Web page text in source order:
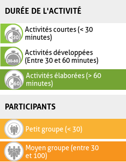
DURÉE DE L'ACTIVITÉ
Activités courtes (< 30
minutes)
Activités développées
(Entre 30 et 60 minutes)
Activités élaborées (> 60
minutes)
PARTICIPANTS
Petit groupe (< 30)
Moyen groupe (entre 30
et 100)